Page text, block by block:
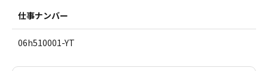
仕事ナンバー
06h510001-YT